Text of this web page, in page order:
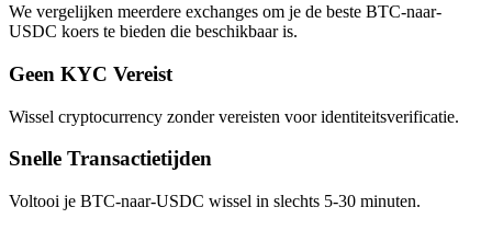
We vergelijken meerdere exchanges om je de beste BTC-naar-
USDC koers te bieden die beschikbaar is.
Geen KYC Vereist
Wissel cryptocurrency zonder vereisten voor identiteitsverificatie.
Snelle Transactietijden
Voltooi je BTC-naar-USDC wissel in slechts 5-30 minuten.